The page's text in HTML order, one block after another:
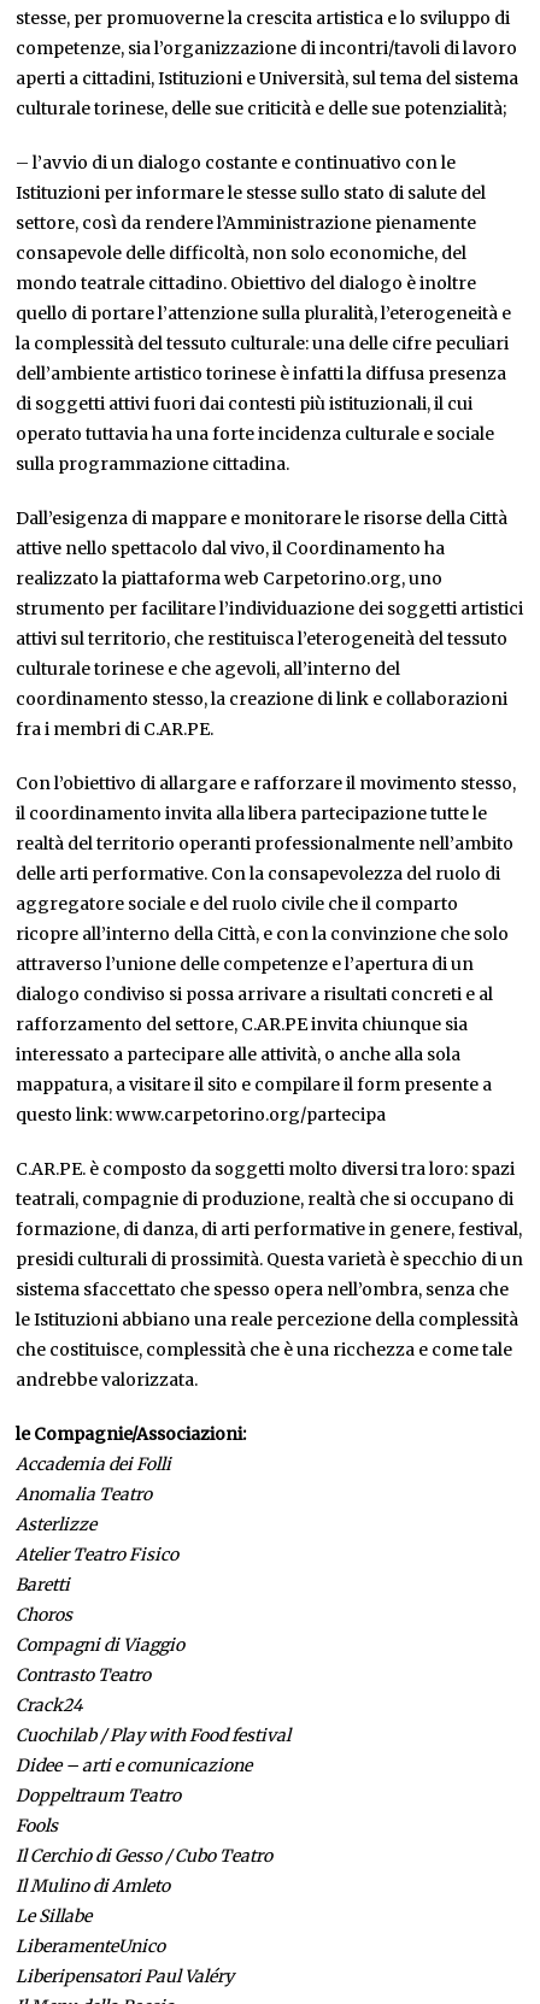
stesse, per promuoverne la crescita artistica e lo sviluppo di
competenze, sia l’organizzazione di incontri/tavoli di lavoro
aperti a cittadini, Istituzioni e Università, sul tema del sistema
culturale torinese, delle sue criticità e delle sue potenzialità;
– l’avvio di un dialogo costante e continuativo con le
Istituzioni per informare le stesse sullo stato di salute del
settore, così da rendere l’Amministrazione pienamente
consapevole delle difficoltà, non solo economiche, del
mondo teatrale cittadino. Obiettivo del dialogo è inoltre
quello di portare l’attenzione sulla pluralità, l’eterogeneità e
la complessità del tessuto culturale: una delle cifre peculiari
dell’ambiente artistico torinese è infatti la diffusa presenza
di soggetti attivi fuori dai contesti più istituzionali, il cui
operato tuttavia ha una forte incidenza culturale e sociale
sulla programmazione cittadina.
Dall’esigenza di mappare e monitorare le risorse della Città
attive nello spettacolo dal vivo, il Coordinamento ha
realizzato la piattaforma web Carpetorino.org, uno
strumento per facilitare l’individuazione dei soggetti artistici
attivi sul territorio, che restituisca l’eterogeneità del tessuto
culturale torinese e che agevoli, all’interno del
coordinamento stesso, la creazione di link e collaborazioni
fra i membri di C.AR.PE.
Con l’obiettivo di allargare e rafforzare il movimento stesso,
il coordinamento invita alla libera partecipazione tutte le
realtà del territorio operanti professionalmente nell’ambito
delle arti performative. Con la consapevolezza del ruolo di
aggregatore sociale e del ruolo civile che il comparto
ricopre all’interno della Città, e con la convinzione che solo
attraverso l’unione delle competenze e l’apertura di un
dialogo condiviso si possa arrivare a risultati concreti e al
rafforzamento del settore, C.AR.PE invita chiunque sia
interessato a partecipare alle attività, o anche alla sola
mappatura, a visitare il sito e compilare il form presente a
questo link: www.carpetorino.org/partecipa
C.AR.PE. è composto da soggetti molto diversi tra loro: spazi
teatrali, compagnie di produzione, realtà che si occupano di
formazione, di danza, di arti performative in genere, festival,
presidi culturali di prossimità. Questa varietà è specchio di un
sistema sfaccettato che spesso opera nell’ombra, senza che
le Istituzioni abbiano una reale percezione della complessità
che costituisce, complessità che è una ricchezza e come tale
andrebbe valorizzata.
le Compagnie/Associazioni:
Accademia dei Folli
Anomalia Teatro
Asterlizze
Atelier Teatro Fisico
Baretti
Choros
Compagni di Viaggio
Contrasto Teatro
Crack24
Cuochilab / Play with Food festival
Didee – arti e comunicazione
Doppeltraum Teatro
Fools
Il Cerchio di Gesso / Cubo Teatro
Il Mulino di Amleto
Le Sillabe
LiberamenteUnico
Liberipensatori Paul Valéry